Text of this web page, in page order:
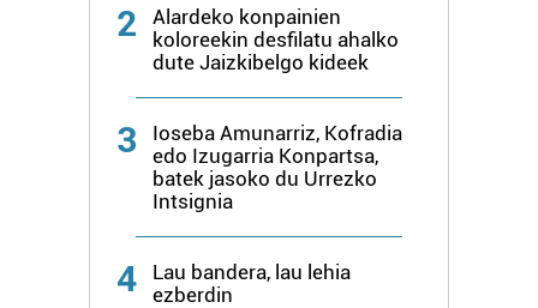
2
Alardeko konpainien
koloreekin desfilatu ahalko
dute Jaizkibelgo kideek
3
Ioseba Amunarriz, Kofradia
edo Izugarria Konpartsa,
batek jasoko du Urrezko
Intsignia
4
Lau bandera, lau lehia
ezberdin